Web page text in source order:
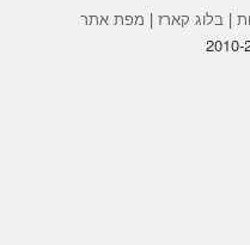
|בלוג קארז | מפת אתר